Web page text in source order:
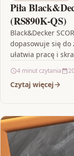
Piła
(RS890K-QS)
Black&Decker
dopasowuje się do
ułatwia pracę i
4 minut czytania
Czytaj więcej